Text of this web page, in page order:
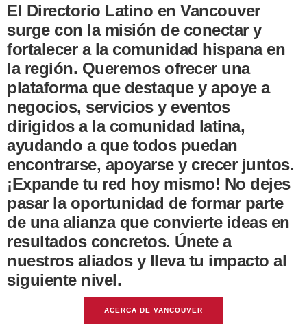
El Directorio Latino en Vancouver
surge con la misión de conectar y
fortalecer a la comunidad hispana en
la región. Queremos ofrecer una
plataforma que destaque y apoye a
negocios, servicios y eventos
dirigidos a la comunidad latina,
ayudando a que todos puedan
encontrarse, apoyarse y crecer juntos.
¡Expande tu red hoy mismo! No dejes
pasar la oportunidad de formar parte
de una alianza que convierte ideas en
resultados concretos. Únete a
nuestros aliados y lleva tu impacto al
siguiente nivel.
ACERCA DE VANCOUVER